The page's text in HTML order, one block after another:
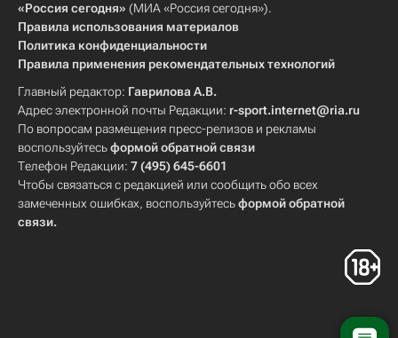
«Россия сегодня» (МИА «Россия сегодня»).
Правила использования материалов
Политика конфиденциальности
Правила применения рекомендательных технологий
Главный редактор: Гаврилова А.В.
Адрес электронной почты Редакции: r-sport.internet@ria.ru
По вопросам размещения пресс-релизов и рекламы
воспользуйтесьформой обратной связи
Телефон Редакции: 7 (495) 645-6601
Чтобы связаться с редакцией или сообщить обо всех
замеченных ошибках, воспользуйтесьформой обратной
связи.